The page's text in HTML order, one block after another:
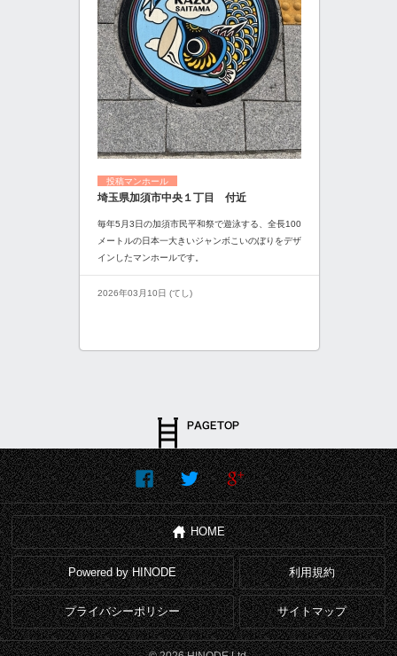
投稿マンホール
埼玉県加須市中央１丁目 付近
毎年5月3日の加須市民平和祭で遊泳する、全長100
メートルの日本一大きいジャンボこいのぼりをデザ
インしたマンホールです。
2026年03月10日 (てし)
HOME
Powered by HINODE 利用規約
プライバシーポリシー サイトマップ